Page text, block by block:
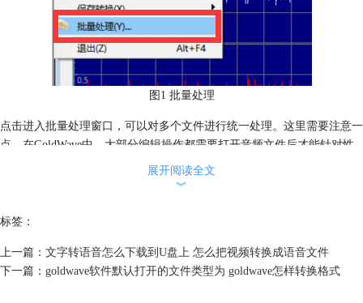
图1 批量处理
点击进入批量处理窗口，可以对多个文件进行统一处理。这里需要注意一
点，在GoldWave中，大部分编辑操作都需要打开音频文件后才能针对性
处理，但批量处理不需要，需要进行批量处理的文件，并不需要将它们在
一步的操作对象。
展开阅读全文
︾
标签：
上一篇： 文字转语音怎么下载到U盘上 怎么把视频转换成语音文件
下一篇： goldwave软件默认打开的文件类型为 goldwave怎样转换格式